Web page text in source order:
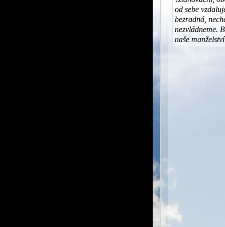
od sebe
bezradná,
nezvládneme.
naše